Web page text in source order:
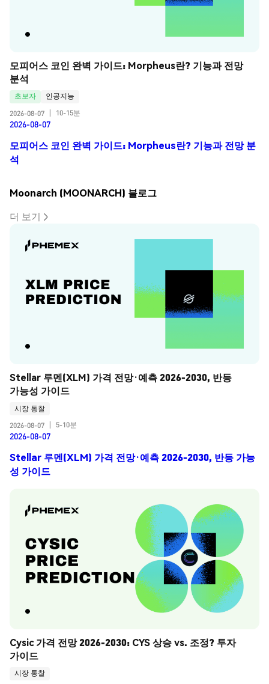
모피어스 코인 완벽 가이드: Morpheus란? 기능과 전망
분석
초보자
인공지능
2026-08-07
10-15분
2026-08-07
모피어스 코인 완벽 가이드: Morpheus란? 기능과 전망 분
석
Moonarch (MOONARCH) 블로그
더 보기
Stellar 루멘(XLM) 가격 전망·예측 2026-2030, 반등
가능성 가이드
시장 통찰
2026-08-07
5-10분
2026-08-07
Stellar 루멘(XLM) 가격 전망·예측 2026-2030, 반등 가능
성 가이드
Cysic 가격 전망 2026-2030: CYS 상승 vs. 조정? 투자
가이드
시장 통찰